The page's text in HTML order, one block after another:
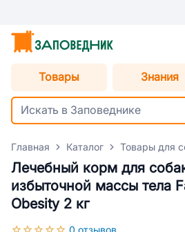
Товары Знания
Главная Каталог Товары для
Лечебный корм для
избыточной массы тела
Obesity 2 кг